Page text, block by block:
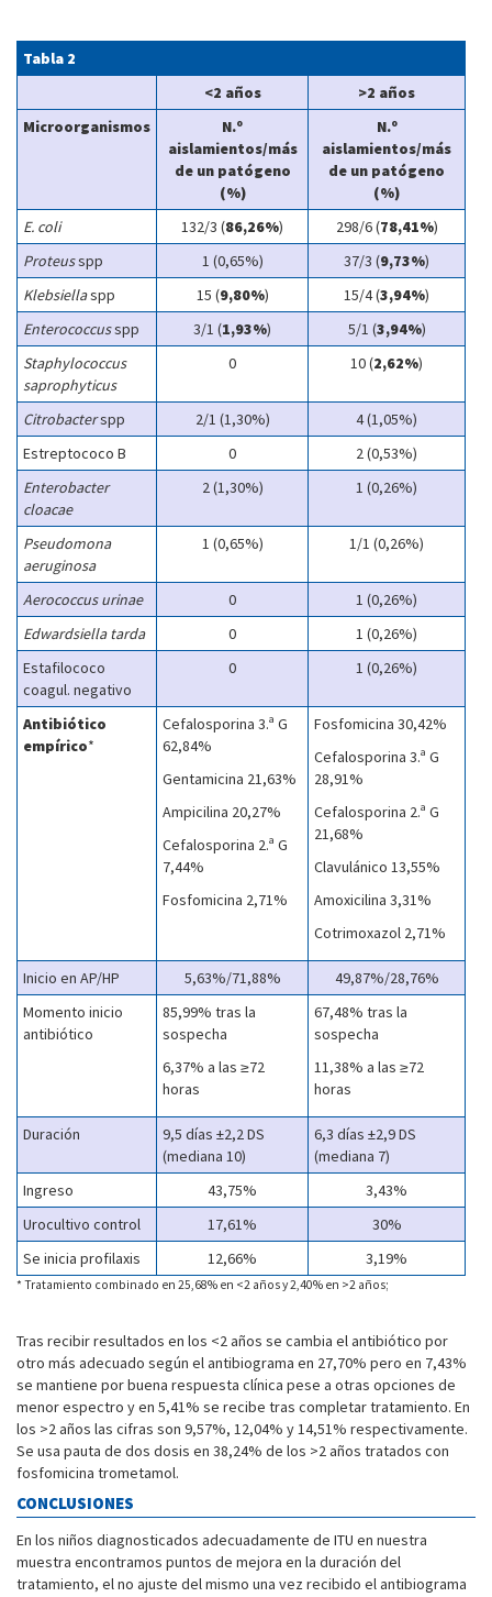
Tabla 2
<2 años
>2 años
Microorganismos
N.º
aislamientos/más
de un patógeno
(%)
N.º
aislamientos/más
de un patógeno
(%)
E. coli
132/3 (86,26%) 298/6 (78,41%)
Proteusspp 1 (0,65%) 37/3 (9,73%)
Klebsiellaspp 15 (9,80%) 15/4 (3,94%)
Enterococcusspp 3/1 (1,93%) 5/1 (3,94%)
Staphylococcus
saprophyticus
0 10 (2,62%)
Citrobacterspp 2/1 (1,30%)
4 (1,05%)
Estreptococo B
0
2 (0,53%)
Enterobacter
cloacae
2 (1,30%) 1 (0,26%)
Pseudomona
aeruginosa
1 (0,65%) 1/1 (0,26%)
Aerococcus urinae 0
1 (0,26%)
Edwardsiella tarda
0
1 (0,26%)
Estafilococo
coagul. negativo
0 1 (0,26%)
Antibiótico
empírico*
Cefalosporina 3.ª G
62,84%
Gentamicina 21,63%
Ampicilina 20,27%
Cefalosporina 2.ª G
7,44%
Fosfomicina 2,71%
Fosfomicina 30,42%
Cefalosporina 3.ª G
28,91%
Cefalosporina 2.ª G
21,68%
Clavulánico 13,55%
Amoxicilina 3,31%
Cotrimoxazol 2,71%
Inicio en AP/HP 5,63%/71,88%
49,87%/28,76%
Momento inicio
antibiótico
85,99% tras la
sospecha
6,37% a las ≥72
horas
67,48% tras la
sospecha
11,38% a las ≥72
horas
Duración
9,5 días ±2,2 DS
(mediana 10)
6,3 días ±2,9 DS
(mediana 7)
Ingreso
43,75%
3,43%
Urocultivo control
17,61%
30%
Se inicia profilaxis
12,66% 3,19%
* Tratamiento combinado en 25,68% en <2 años y 2,40% en >2 años;
Tras recibir resultados en los <2 años se cambia el antibiótico por
otro más adecuado según el antibiograma en 27,70% pero en 7,43%
se mantiene por buena respuesta clínica pese a otras opciones de
menor espectro y en 5,41% se recibe tras completar tratamiento. En
los >2 años las cifras son 9,57%, 12,04% y 14,51% respectivamente.
Se usa pauta de dos dosis en 38,24% de los >2 años tratados con
fosfomicina trometamol.
CONCLUSIONES
En los niños diagnosticados adecuadamente de ITU en nuestra
muestra encontramos puntos de mejora en la duración del
tratamiento, el no ajuste del mismo una vez recibido el antibiograma